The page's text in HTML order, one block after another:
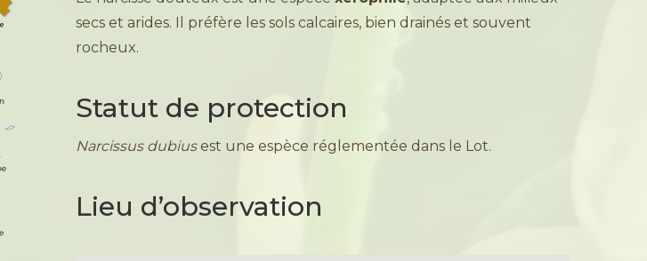
secs et arides. Il préfère les sols calcaires, bien drainés et souvent
rocheux.
Statut de protection
Narcissus dubiusest une espèce réglementée dans le Lot.
Lieu d’observation